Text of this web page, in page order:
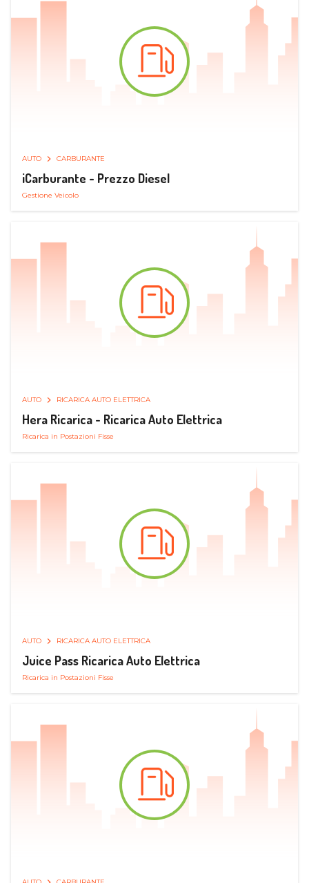
AUTO CARBURANTE
iCarburante - Prezzo Diesel
Gestione Veicolo
AUTO RICARICA AUTO ELETTRICA
Hera Ricarica - Ricarica Auto Elettrica
Ricarica in Postazioni Fisse
AUTO RICARICA AUTO ELETTRICA
Juice Pass Ricarica Auto Elettrica
Ricarica in Postazioni Fisse